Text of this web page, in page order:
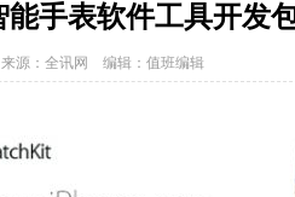
能手表软件工具开发
来源：全讯网 编辑：值班编辑